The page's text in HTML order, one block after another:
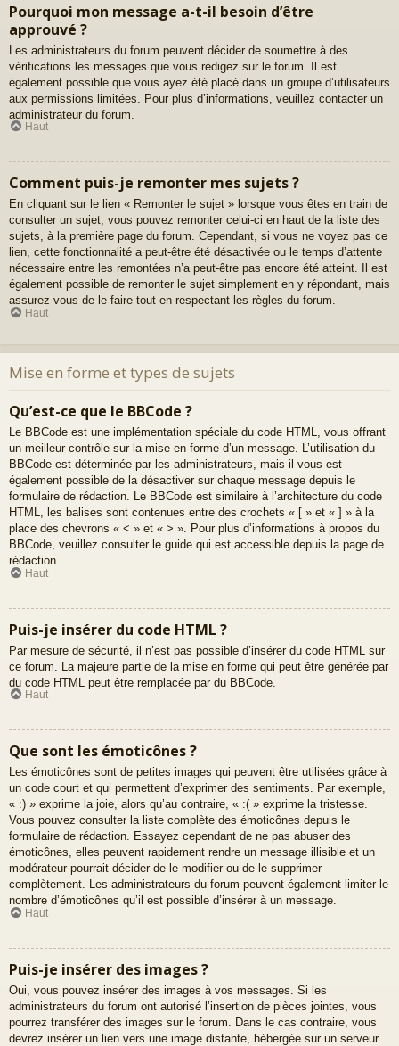
Pourquoi mon message a-t-il besoin d’être
approuvé ?
Les administrateurs du forum peuvent décider de soumettre à des
vérifications les messages que vous rédigez sur le forum. Il est
également possible que vous ayez été placé dans un groupe d’utilisateurs
aux permissions limitées. Pour plus d’informations, veuillez contacter un
administrateur du forum.
Haut
Comment puis-je remonter mes sujets ?
En cliquant sur le lien « Remonter le sujet » lorsque vous êtes en train de
consulter un sujet, vous pouvez remonter celui-ci en haut de la liste des
sujets, à la première page du forum. Cependant, si vous ne voyez pas ce
lien, cette fonctionnalité a peut-être été désactivée ou le temps d’attente
nécessaire entre les remontées n’a peut-être pas encore été atteint. Il est
également possible de remonter le sujet simplement en y répondant, mais
assurez-vous de le faire tout en respectant les règles du forum.
Haut
Mise en forme et types de sujets
Qu’est-ce que le BBCode ?
Le BBCode est une implémentation spéciale du code HTML, vous offrant
un meilleur contrôle sur la mise en forme d’un message. L’utilisation du
BBCode est déterminée par les administrateurs, mais il vous est
également possible de la désactiver sur chaque message depuis le
formulaire de rédaction. Le BBCode est similaire à l’architecture du code
HTML, les balises sont contenues entre des crochets « [ » et « ] » à la
place des chevrons « < » et « > ». Pour plus d’informations à propos du
BBCode, veuillez consulter le guide qui est accessible depuis la page de
rédaction.
Haut
Puis-je insérer du code HTML ?
Par mesure de sécurité, il n’est pas possible d’insérer du code HTML sur
ce forum. La majeure partie de la mise en forme qui peut être générée par
du code HTML peut être remplacée par du BBCode.
Haut
Que sont les émoticônes ?
Les émoticônes sont de petites images qui peuvent être utilisées grâce à
un code court et qui permettent d’exprimer des sentiments. Par exemple,
« :) » exprime la joie, alors qu’au contraire, « :( » exprime la tristesse.
Vous pouvez consulter la liste complète des émoticônes depuis le
formulaire de rédaction. Essayez cependant de ne pas abuser des
émoticônes, elles peuvent rapidement rendre un message illisible et un
modérateur pourrait décider de le modifier ou de le supprimer
complètement. Les administrateurs du forum peuvent également limiter le
nombre d’émoticônes qu’il est possible d’insérer à un message.
Haut
Puis-je insérer des images ?
Oui, vous pouvez insérer des images à vos messages. Si les
administrateurs du forum ont autorisé l’insertion de pièces jointes, vous
pourrez transférer des images sur le forum. Dans le cas contraire, vous
devrez insérer un lien vers une image distante, hébergée sur un serveur